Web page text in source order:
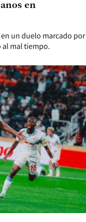
un duelo marcado por
al mal tiempo.
en